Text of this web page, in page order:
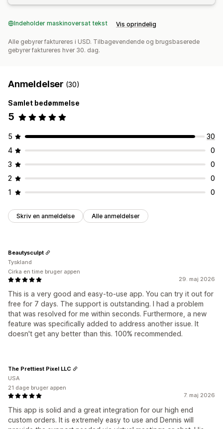
Indeholder maskinoversat tekst Vis oprindelig
Alle gebyrer faktureres i USD. Tilbagevendende og brugsbaserede
gebyrer faktureres hver 30. dag.
Anmeldelser (30)
Samlet bedømmelse
5
5
30
4
0
3
0
2
0
1
0
Skriv en anmeldelse Alle anmeldelser
29. maj 2026
This is a very good and easy-to-use app. You can try it out for
free for 7 days. The support is outstanding. I had a problem
that was resolved for me within seconds. Furthermore, a new
feature was specifically added to address another issue. It
doesn't get any better than this. 100% recommended.
Beautysculpt
Tyskland
Cirka en time bruger appen
7. maj 2026
This app is solid and a great integration for our high end
custom orders. It is extremely easy to use and Dennis will
The Prettiest Pixel LLC
USA
21 dage bruger appen